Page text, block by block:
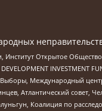
Открытое
INVESTMENT
Международный
Атлантический совет,
Коалиция по